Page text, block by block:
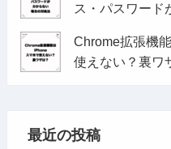
ス・パスワード
Chrome拡張機
使えない？裏ワ
最近の投稿